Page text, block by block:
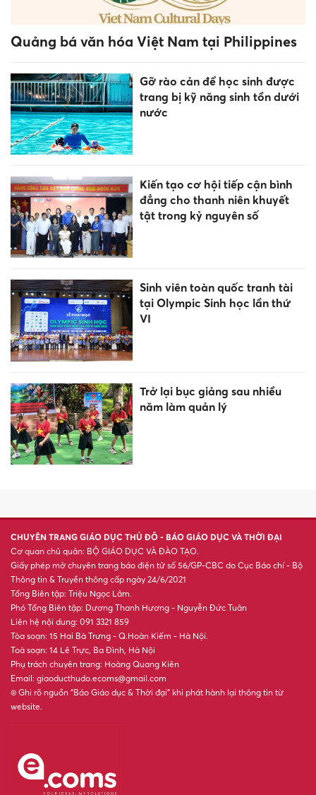
Quảng bá văn hóa Việt Nam tại Philippines
Gỡ rào cản để học sinh được
trang bị kỹ năng sinh tồn dưới
nước
Kiến tạo cơ hội tiếp cận bình
đẳng cho thanh niên khuyết
tật trong kỷ nguyên số
Sinh viên toàn quốc tranh tài
tại Olympic Sinh học lần thứ
VI
Trở lại bục giảng sau nhiều
năm làm quản lý
CHUYÊN TRANG GIÁO DỤC THỦ ĐÔ - BÁO GIÁO DỤC VÀ THỜI ĐẠI
Cơ quan chủ quản: BỘ GIÁO DỤC VÀ ĐÀO TẠO.
Giấy phép mở chuyên trang báo điện tử số 56/GP-CBC do Cục Báo chí - Bộ
Thông tin & Truyền thông cấp ngày 24/6/2021
Tổng Biên tập: Triệu Ngọc Lâm.
Phó Tổng Biên tập: Dương Thanh Hương - Nguyễn Đức Tuân
Liên hệ nội dung: 091 3321 859
Tòa soạn: 15 Hai Bà Trưng - Q.Hoàn Kiếm - Hà Nội.
Toà soạn: 14 Lê Trực, Ba Đình, Hà Nội
Phụ trách chuyên trang: Hoàng Quang Kiên
Email: giaoducthudo.ecoms@gmail.com
® Ghi rõ nguồn “Báo Giáo dục & Thời đại” khi phát hành lại thông tin từ
website.